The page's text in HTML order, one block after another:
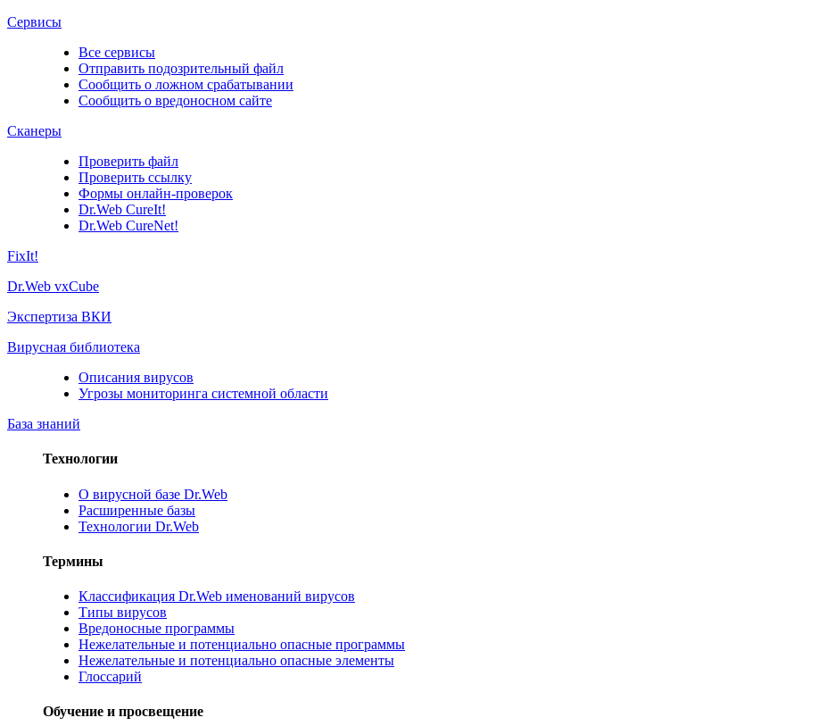
Сервисы
Все сервисы
Отправить подозрительный файл
Сообщить о ложном срабатывании
Сообщить о вредоносном сайте
Сканеры
Проверить файл
Проверить ссылку
Формы онлайн-проверок
Dr.Web CureIt!
Dr.Web CureNet!
FixIt!
Dr.Web vxCube
Экспертиза ВКИ
Вирусная библиотека
Описания вирусов
Угрозы мониторинга системной области
База знаний
Технологии
О вирусной базе Dr.Web
Расширенные базы
Технологии Dr.Web
Термины
Классификация Dr.Web именований вирусов
Типы вирусов
Вредоносные программы
Нежелательные и потенциально опасные программы
Нежелательные и потенциально опасные элементы
Глоссарий
Обучение и просвещение